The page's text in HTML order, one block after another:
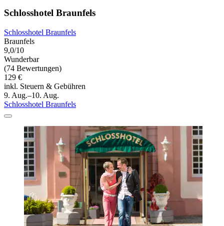
Schlosshotel Braunfels
Schlosshotel Braunfels
Braunfels
9,0/10
Wunderbar
(74 Bewertungen)
129 €
inkl. Steuern & Gebühren
9. Aug.–10. Aug.
Schlosshotel Braunfels